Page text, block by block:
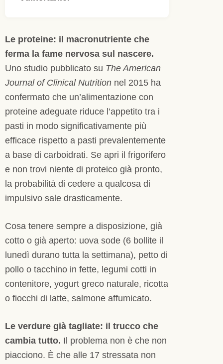
Le proteine: il macronutriente che
ferma la fame nervosa sul nascere.
Uno studio pubblicato su The American
Journal of Clinical Nutrition nel 2015 ha
confermato che un’alimentazione con
proteine adeguate riduce l’appetito tra i
pasti in modo significativamente più
efficace rispetto a pasti prevalentemente
a base di carboidrati. Se apri il frigorifero
e non trovi niente di proteico già pronto,
la probabilità di cedere a qualcosa di
impulsivo sale drasticamente.
Cosa tenere sempre a disposizione, già
cotto o già aperto: uova sode (6 bollite il
lunedì durano tutta la settimana), petto di
pollo o tacchino in fette, legumi cotti in
contenitore, yogurt greco naturale, ricotta
o fiocchi di latte, salmone affumicato.
Le verdure già tagliate: il trucco che
cambia tutto. Il problema non è che non
piacciono. È che alle 17 stressata non